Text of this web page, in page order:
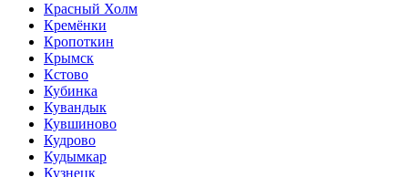
Красный Холм
Кремёнки
Кропоткин
Крымск
Кстово
Кубинка
Кувандык
Кувшиново
Кудрово
Кудымкар
Кузнецк